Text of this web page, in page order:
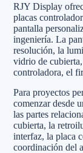
RJY Display
placas
pantalla
ingeniería. La
resolución, la
vidrio de
controladora, el
Para proyectos
comenzar desde
las partes
cubierta, la
interfaz, la placa
coordinación del